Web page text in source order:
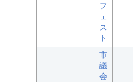
フ
ェ
ス
ト
市
議
会